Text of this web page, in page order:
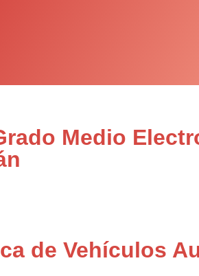
Medio
de Vehículos